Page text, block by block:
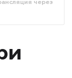
и три
через